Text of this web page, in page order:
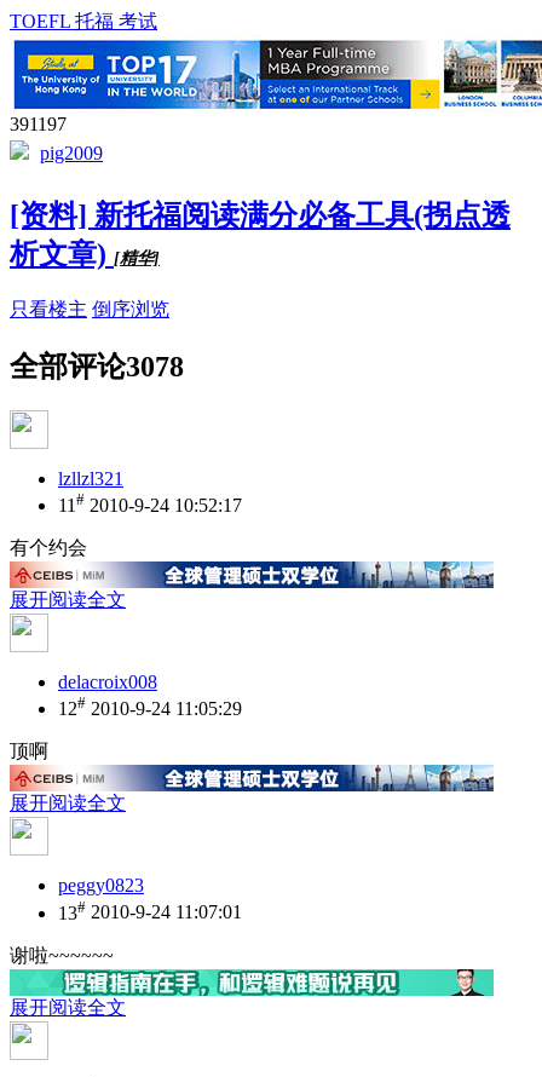
TOEFL 托福 考试
391197
pig2009
[资料] 新托福阅读满分必备工具(拐点透
析文章) [精华]
只看楼主 倒序浏览
全部评论3078
lzllzl321
11 # 2010-9-24 10:52:17
有个约会
展开阅读全文
delacroix008
12# 2010-9-24 11:05:29
顶啊
展开阅读全文
peggy0823
13# 2010-9-24 11:07:01
谢啦~~~~~~
展开阅读全文